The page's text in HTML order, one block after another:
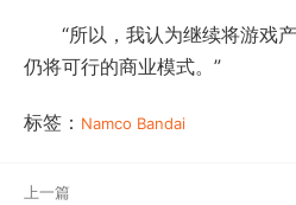
“所以，我认为继续将游戏产
仍将可行的商业模式。”
标签： Namco Bandai
上一篇